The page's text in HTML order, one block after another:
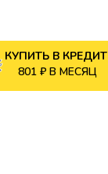
КУПИТЬ В КРЕДИТ
801 ₽ В МЕСЯЦ